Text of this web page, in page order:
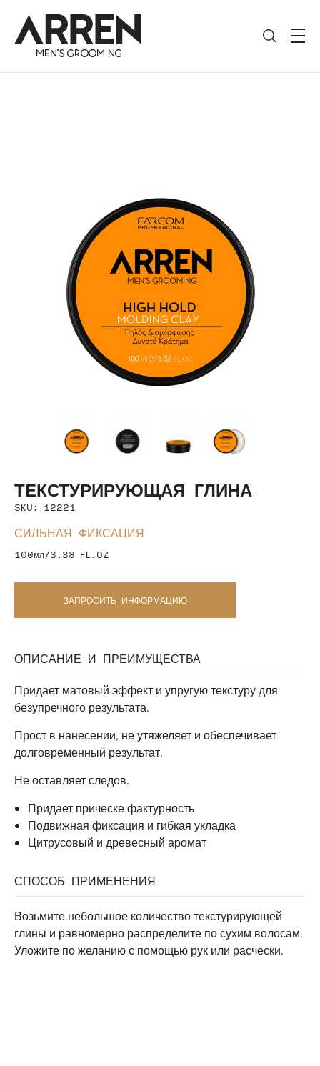
ТЕКСТУРИРУЮЩАЯ ГЛИНА
SKU: 12221
СИЛЬНАЯ ФИКСАЦИЯ
100мл/3.38 FL.OZ
ЗАПРОСИТЬ ИНФОРМАЦИЮ
ОПИСАНИЕ И ПРЕИМУЩЕСТВА
Придает матовый эффект и упругую текстуру для
безупречного результата.
Прост в нанесении, не утяжеляет и обеспечивает
долговременный результат.
Не оставляет следов.
Придает прическе фактурность
Подвижная фиксация и гибкая укладка
Цитрусовый и древесный аромат
СПОСОБ ПРИМЕНЕНИЯ
Возьмите небольшое количество текстурирующей
глины и равномерно распределите по сухим волосам.
Уложите по желанию с помощью рук или расчески.